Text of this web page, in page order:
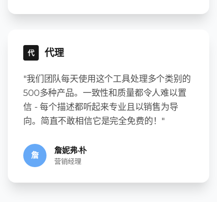
代 代理
"我们团队每天使用这个工具处理多个类别的
500多种产品。一致性和质量都令人难以置
信 - 每个描述都听起来专业且以销售为导
向。简直不敢相信它是完全免费的！"
詹
詹妮弗·朴
营销经理